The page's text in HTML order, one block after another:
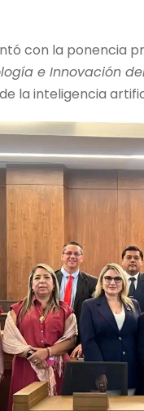
con la ponencia
e Innovación
la inteligencia